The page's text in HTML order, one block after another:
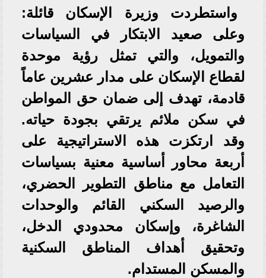
واستطردت وزيرة الإسكان قائلة:
وعلى صعيد الابتكار في السياسات
والتمويل، والتي تمثل رؤية موحدة
لقطاع الإسكان على مدار عشرين عاماً
قادمة، تهدف إلى ضمان حق المواطن
في سكن ملائم يرتقي بجودة حياته.
وقد ارتكزت هذه الاستراتيجية على
أربعة محاور أساسية معنية بسياسات
التعامل مع مناطق التطوير الحضري،
والرصيد السكني القائم والوحدات
الشاغرة، وإسكان محدودي الدخل،
وتحقيق أهداف المناطق السكنية
والمسكن المستدام.